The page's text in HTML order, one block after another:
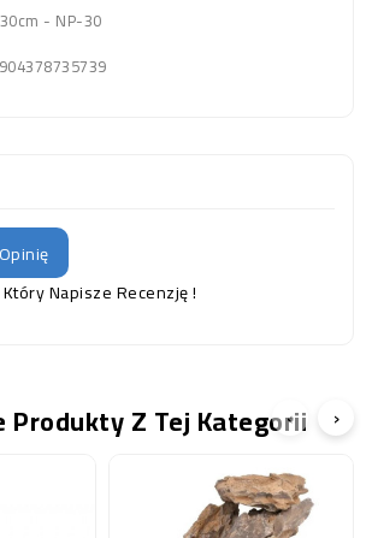
- NP-30
Napisze Recenzję !
Produkty Z Tej Kategorii
‹ ›